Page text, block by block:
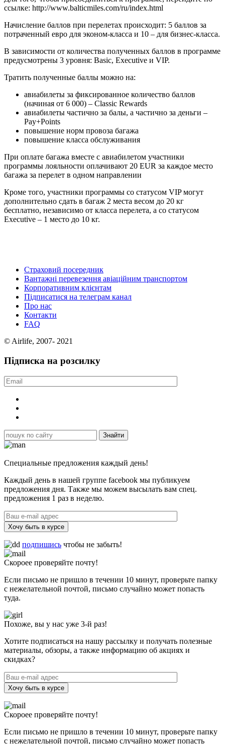
ссылке: http://www.balticmiles.com/ru/index.html
Начисление баллов при перелетах происходит: 5 баллов за
потраченный евро для эконом-класса и 10 – для бизнес-класса.
В зависимости от количества полученных баллов в программе
предусмотрены 3 уровня: Basic, Executive и VIP.
Тратить полученные баллы можно на:
авиабилеты за фиксированное количество баллов
(начиная от 6 000) – Classic Rewards
авиабилеты частично за балы, а частично за деньги –
Pay+Points
повышение норм провоза багажа
повышение класса обслуживания
При оплате багажа вместе с авиабилетом участники
программы лояльности оплачивают 20 EUR за каждое место
багажа за перелет в одном направлении
Кроме того, участники программы со статусом VIP могут
дополнительно сдать в багаж 2 места весом до 20 кг
бесплатно, независимо от класса перелета, а со статусом
Executive – 1 место до 10 кг.
Страховий посередник
Вантажні перевезення авіаційним транспортом
Корпоративним клієнтам
Підписатися на телеграм канал
Про нас
Контакти
FAQ
© Airlife, 2007- 2021
Підписка на розсилку
Специальные предложения каждый день!
Каждый день в нашей группе facebook мы публикуем
предложения дня. Также мы можем высылать вам спец.
предложения 1 раз в неделю.
Хочу быть в курсе
подпишись чтобы не забыть!
Скороее проверяйте почту!
Если письмо не пришло в течении 10 минут, проверьте папку
с нежелательной почтой, письмо случайно может попасть
туда.
Похоже, вы у нас уже 3-й раз!
Хотите подписаться на нашу рассылку и получать полезные
материалы, обзоры, а также информацию об акциях и
скидках?
Хочу быть в курсе
Скороее проверяйте почту!
Если письмо не пришло в течении 10 минут, проверьте папку
с нежелательной почтой, письмо случайно может попасть